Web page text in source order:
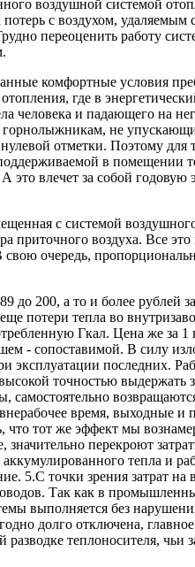
воздушной системой
с воздухом,
переоценить работу
комфортные условия
где в
человека и падающего на
не
отметки. Поэтому для
в помещении
влечет за собой
с системой
воздуха. Все
очередь,
200, а то и более рублей
потери тепла во
Гкал. Цена же за 1
- сопоставимой. В силу
эксплуатации последних.
точностью
время, выходные и
тот же эффект мы
перекроют
тепла и
5.С точки зрения затрат на
Так как в
выполняется без
долго отключена,
теплоносителя, чьи